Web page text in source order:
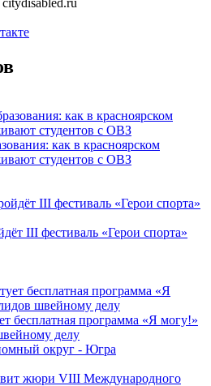
как в красноярском
студентов с ОВЗ
III фестиваль «Герои спорта»
бесплатная программа «Я могу!»
делу
округ - Югра